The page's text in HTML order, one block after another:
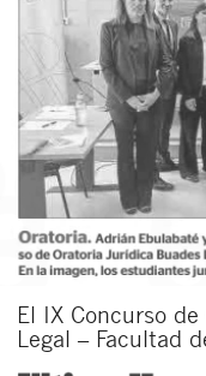
El IX Concurso
Legal – Facultad